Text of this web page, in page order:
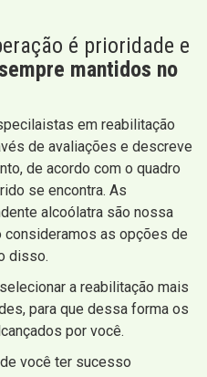
é prioridade e
mantidos no
em reabilitação
de avaliações e descreve
de acordo com o quadro
se encontra. As
alcoólatra são nossa
consideramos as opções de
disso.
a reabilitação mais
para que dessa forma os
por você.
você ter sucesso